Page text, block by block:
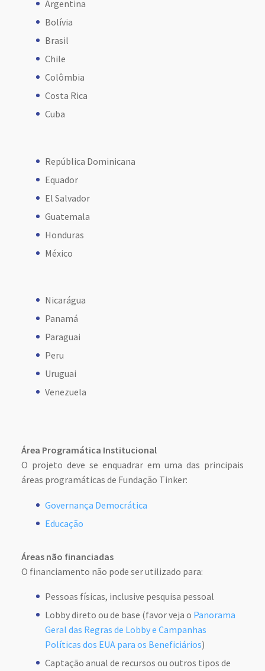
Argentina
Bolívia
Brasil
Chile
Colômbia
Costa Rica
Cuba
República Dominicana
Equador
El Salvador
Guatemala
Honduras
México
Nicarágua
Panamá
Paraguai
Peru
Uruguai
Venezuela
Área Programática Institucional
O projeto deve se enquadrar em uma das principais
áreas programáticas de Fundação Tinker:
Governança Democrática
Educação
Áreas não financiadas
O financiamento não pode ser utilizado para:
Pessoas físicas, inclusive pesquisa pessoal
Lobby direto ou de base (favor veja o Panorama
Geral das Regras de Lobby e Campanhas
Políticas dos EUA para os Beneficiários)
Captação anual de recursos ou outros tipos de